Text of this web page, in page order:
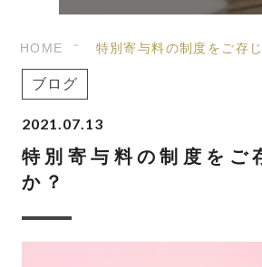
HOME 特別寄与料の制度をご存
ブログ
2021.07.13
特別寄与料の制度をご
か？